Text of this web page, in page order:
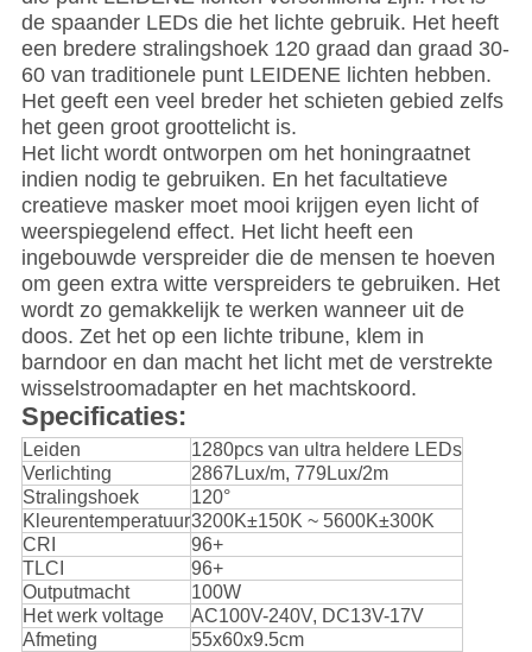
de spaander LEDs die het lichte gebruik. Het heeft
een bredere stralingshoek 120 graad dan graad 30-
60 van traditionele punt LEIDENE lichten hebben.
Het geeft een veel breder het schieten gebied zelfs
het geen groot groottelicht is.
Het licht wordt ontworpen om het honingraatnet
indien nodig te gebruiken. En het facultatieve
creatieve masker moet mooi krijgen eyen licht of
weerspiegelend effect. Het licht heeft een
ingebouwde verspreider die de mensen te hoeven
om geen extra witte verspreiders te gebruiken. Het
wordt zo gemakkelijk te werken wanneer uit de
doos. Zet het op een lichte tribune, klem in
barndoor en dan macht het licht met de verstrekte
wisselstroomadapter en het machtskoord.
Specificaties:
Leiden
1280pcs van ultra heldere LEDs
Verlichting
2867Lux/m, 779Lux/2m
Stralingshoek
120°
Kleurentemperatuur3200K±150K ~ 5600K±300K
CRI
96+
TLCI
96+
Outputmacht
100W
Het werk voltage
AC100V-240V, DC13V-17V
Afmeting
55x60x9.5cm